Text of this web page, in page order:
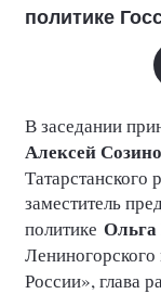
политике
В заседании
Алексей
Татарстанского
заместитель
политике Ольга
России», глава